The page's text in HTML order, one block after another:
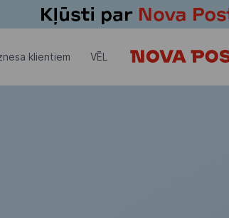
klientiem VĒL